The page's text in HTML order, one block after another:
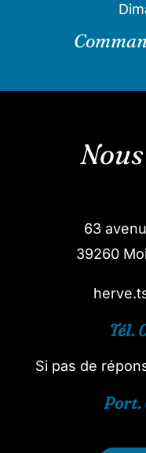
63
39260
Tél.
Si pas de
Port.